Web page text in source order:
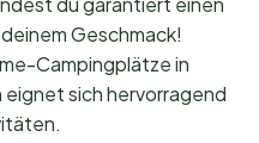
Geschmack!
Campingplätze in
sich hervorragend